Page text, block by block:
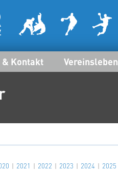
Kontakt Vereinsleben
2021 2022 2023 2024 2025